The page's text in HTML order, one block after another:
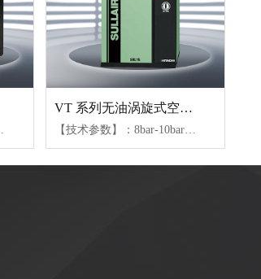
2.1-32.5m³/min
VT 系列无油涡旋式空压机
【技术参数】：8bar-10bar、1.5-33KW、0.16-3.78m³/min